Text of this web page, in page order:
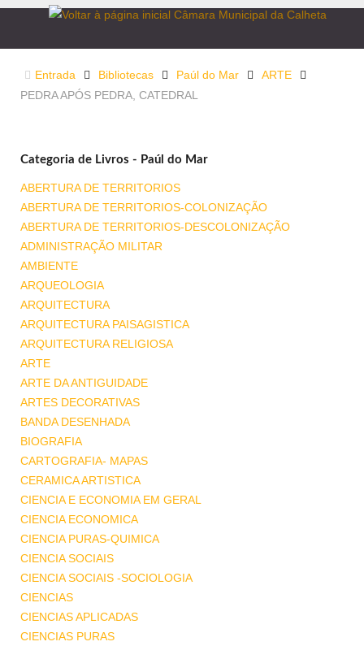
Entrada Bibliotecas Paúl do Mar
ARTE
PEDRA APÓS PEDRA, CATEDRAL
Categoria de Livros - Paúl do Mar
ABERTURA DE TERRITORIOS
ABERTURA DE TERRITORIOS-COLONIZAÇÃO
ABERTURA DE TERRITORIOS-DESCOLONIZAÇÃO
ADMINISTRAÇÃO MILITAR
AMBIENTE
ARQUEOLOGIA
ARQUITECTURA
ARQUITECTURA PAISAGISTICA
ARQUITECTURA RELIGIOSA
ARTE
ARTE DA ANTIGUIDADE
ARTES DECORATIVAS
BANDA DESENHADA
BIOGRAFIA
CARTOGRAFIA- MAPAS
CERAMICA ARTISTICA
CIENCIA E ECONOMIA EM GERAL
CIENCIA ECONOMICA
CIENCIA PURAS-QUIMICA
CIENCIA SOCIAIS
CIENCIA SOCIAIS -SOCIOLOGIA
CIENCIAS
CIENCIAS APLICADAS
CIENCIAS PURAS